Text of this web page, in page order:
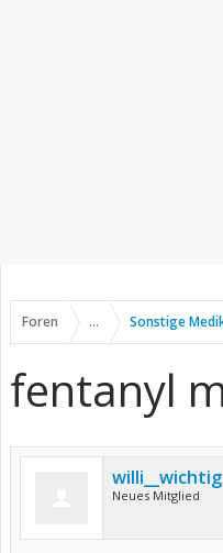
Foren ... Sonstige
fentanyl
willi__wichtig
Neues Mitglied